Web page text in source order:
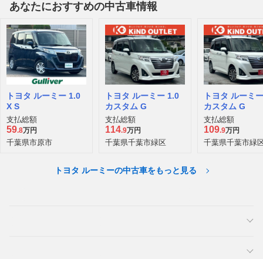
あなたにおすすめの中古車情報
トヨタ ルーミー 1.0
X S
支払総額
59.8万円
千葉県市原市
トヨタ ルーミー 1.0
カスタム G
支払総額
114.9万円
千葉県千葉市緑区
トヨタ ルーミ
カスタム G
支払総額
109.9万円
千葉県千葉市緑
トヨタ ルーミーの中古車をもっと見る